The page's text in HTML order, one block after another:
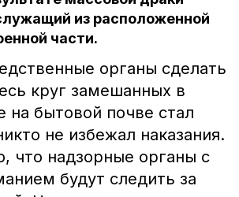
из расположенной
части.
органы сделать
круг замешанных в
на бытовой почве стал
не избежал наказания.
что надзорные органы с
будут следить за